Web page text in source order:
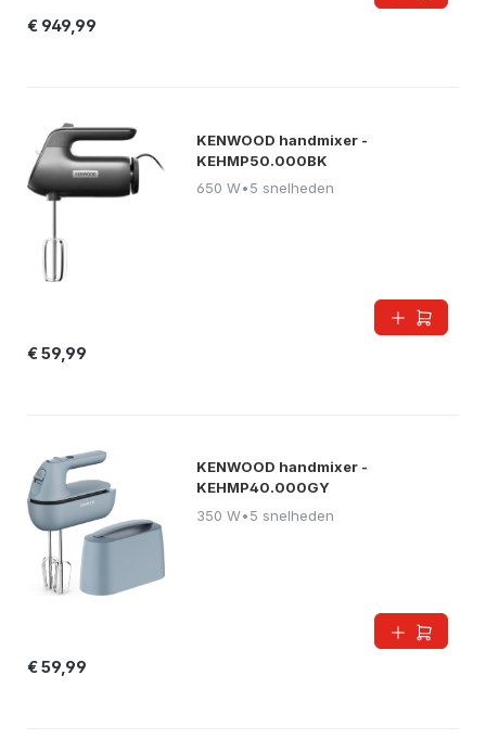
€ 949,99
KENWOOD handmixer -
KEHMP50.000BK
650 W•5 snelheden
€ 59,99
KENWOOD handmixer -
KEHMP40.000GY
350 W•5 snelheden
€ 59,99